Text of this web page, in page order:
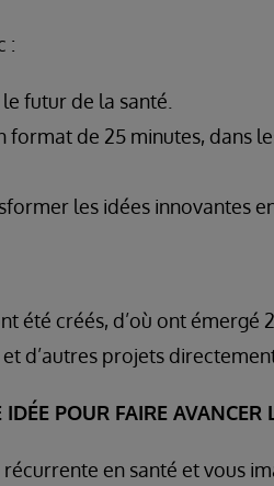
:
futur de la santé.
format de 25 minutes, dans
les idées innovantes
été créés, d’où ont
d’autres projets
POUR FAIRE AVANCER
en santé et vous